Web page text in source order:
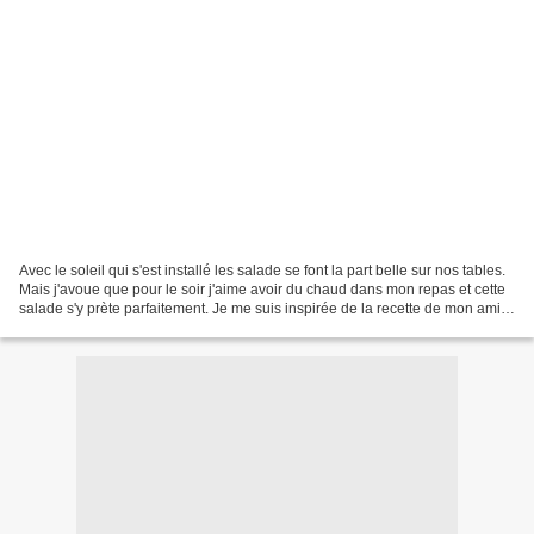
Avec le soleil qui s'est installé les salade se font la part belle sur nos tables.
Mais j'avoue que pour le soir j'aime avoir du chaud dans mon repas et cette
salade s'y prète parfaitement. Je me suis inspirée de la recette de mon amie